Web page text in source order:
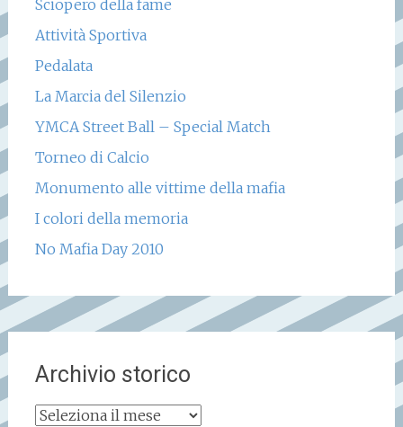
Sciopero della fame
Attività Sportiva
Pedalata
La Marcia del Silenzio
YMCA Street Ball – Special Match
Torneo di Calcio
Monumento alle vittime della mafia
I colori della memoria
No Mafia Day 2010
Archivio storico
Archivio